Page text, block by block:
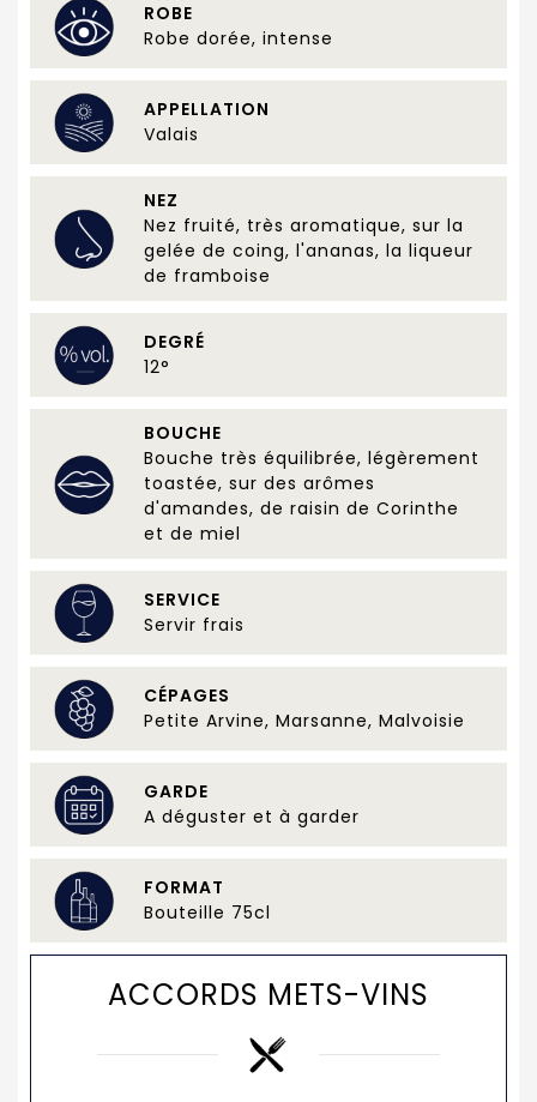
ROBE
Robe dorée, intense
APPELLATION
Valais
NEZ
Nez fruité, très aromatique, sur la
gelée de coing, l'ananas, la liqueur
de framboise
DEGRÉ
12°
BOUCHE
Bouche très équilibrée, légèrement
toastée, sur des arômes
d'amandes, de raisin de Corinthe
et de miel
SERVICE
Servir frais
CÉPAGES
Petite Arvine, Marsanne, Malvoisie
GARDE
A déguster et à garder
FORMAT
Bouteille 75cl
ACCORDS METS-VINS